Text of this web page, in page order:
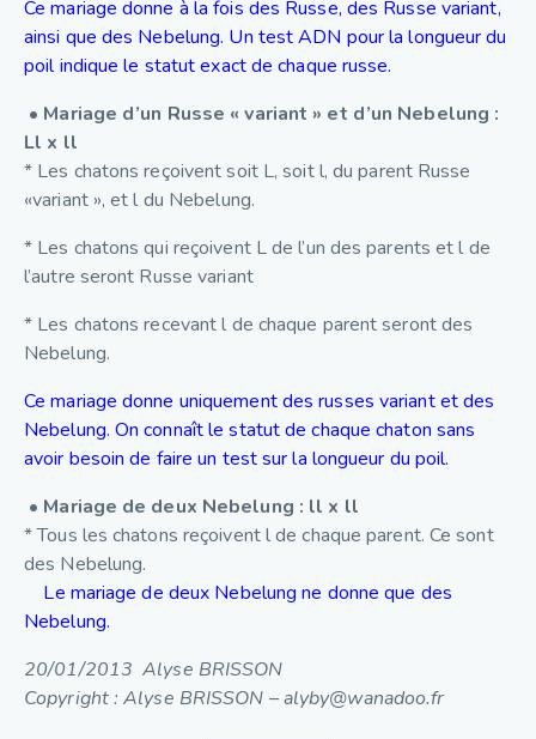
Ce mariage donne à la fois des Russe, des Russe variant,
ainsi que des Nebelung. Un test ADN pour la longueur du
poil indique le statut exact de chaque russe.
• Mariage d’un Russe « variant » et d’un Nebelung :
Ll x ll
* Les chatons reçoivent soit L, soit l, du parent Russe
«variant », et l du Nebelung.
* Les chatons qui reçoivent L de l’un des parents et l de
l’autre seront Russe variant
* Les chatons recevant l de chaque parent seront des
Nebelung.
Ce mariage donne uniquement des russes variant et des
Nebelung. On connaît le statut de chaque chaton sans
avoir besoin de faire un test sur la longueur du poil.
• Mariage de deux Nebelung : ll x ll
* Tous les chatons reçoivent l de chaque parent. Ce sont
des Nebelung.
Le mariage de deux Nebelung ne donne que des
Nebelung.
20/01/2013 Alyse BRISSON
Copyright : Alyse BRISSON – alyby@wanadoo.fr